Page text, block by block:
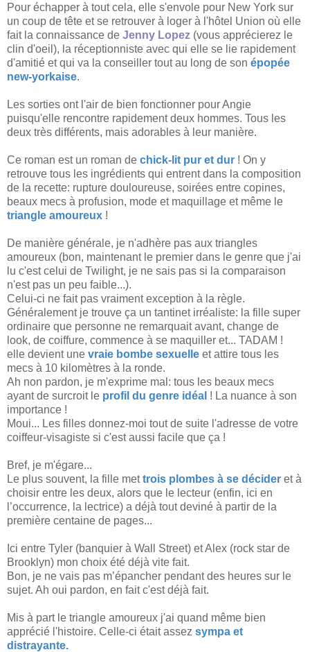
Pour échapper à tout cela, elle s'envole pour New York sur
un coup de tête et se retrouver à loger à l'hôtel Union où elle
fait la connaissance de Jenny Lopez (vous apprécierez le
clin d'oeil), la réceptionniste avec qui elle se lie rapidement
d'amitié et qui va la conseiller tout au long de son épopée
new-yorkaise.
Les sorties ont l'air de bien fonctionner pour Angie
puisqu'elle rencontre rapidement deux hommes. Tous les
deux très différents, mais adorables à leur manière.
Ce roman est un roman de chick-lit pur et dur ! On y
retrouve tous les ingrédients qui entrent dans la composition
de la recette: rupture douloureuse, soirées entre copines,
beaux mecs à profusion, mode et maquillage et même le
triangle amoureux !
De manière générale, je n'adhère pas aux triangles
amoureux (bon, maintenant le premier dans le genre que j'ai
lu c'est celui de Twilight, je ne sais pas si la comparaison
n'est pas un peu faible...).
Celui-ci ne fait pas vraiment exception à la règle.
Généralement je trouve ça un tantinet irréaliste: la fille super
ordinaire que personne ne remarquait avant, change de
look, de coiffure, commence à se maquiller et... TADAM !
elle devient une vraie bombe sexuelle et attire tous les
mecs à 10 kilomètres à la ronde.
Ah non pardon, je m'exprime mal: tous les beaux mecs
ayant de surcroit le profil du genre idéal ! La nuance à son
importance !
Moui... Les filles donnez-moi tout de suite l'adresse de votre
coiffeur-visagiste si c'est aussi facile que ça !
Bref, je m'égare...
Le plus souvent, la fille mettrois plombes à se décider et à
choisir entre les deux, alors que le lecteur (enfin, ici en
l’occurrence, la lectrice) a déjà tout deviné à partir de la
première centaine de pages...
Ici entre Tyler (banquier à Wall Street) et Alex (rock star de
Brooklyn) mon choix été déjà vite fait.
Bon, je ne vais pas m’épancher pendant des heures sur le
sujet. Ah oui pardon, en fait c'est déjà fait.
Mis à part le triangle amoureux j'ai quand même bien
apprécié l'histoire. Celle-ci était assez sympa et
distrayante.